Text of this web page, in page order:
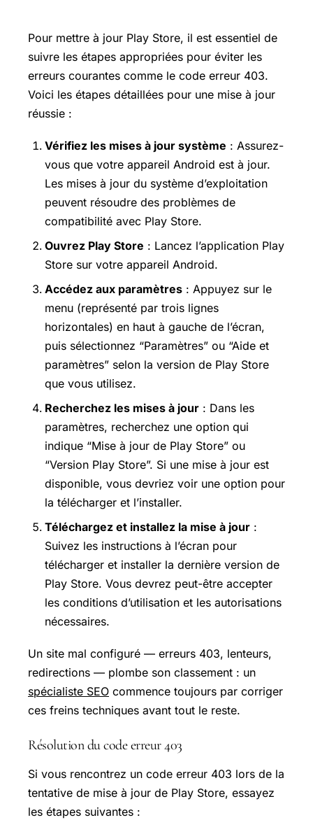
Pour mettre à jour Play Store, il est essentiel de
suivre les étapes appropriées pour éviter les
erreurs courantes comme le code erreur 403.
Voici les étapes détaillées pour une mise à jour
réussie :
Vérifiez les mises à jour système : Assurez-
vous que votre appareil Android est à jour.
Les mises à jour du système d’exploitation
peuvent résoudre des problèmes de
compatibilité avec Play Store.
Ouvrez Play Store : Lancez l’application Play
Store sur votre appareil Android.
Accédez aux paramètres : Appuyez sur le
menu (représenté par trois lignes
horizontales) en haut à gauche de l’écran,
puis sélectionnez “Paramètres” ou “Aide et
paramètres” selon la version de Play Store
que vous utilisez.
Recherchez les mises à jour : Dans les
paramètres, recherchez une option qui
indique “Mise à jour de Play Store” ou
“Version Play Store”. Si une mise à jour est
disponible, vous devriez voir une option pour
la télécharger et l’installer.
Téléchargez et installez la mise à jour :
Suivez les instructions à l’écran pour
télécharger et installer la dernière version de
Play Store. Vous devrez peut-être accepter
les conditions d’utilisation et les autorisations
nécessaires.
Un site mal configuré — erreurs 403, lenteurs,
redirections — plombe son classement : un
spécialiste SEO commence toujours par corriger
ces freins techniques avant tout le reste.
Résolution du code erreur 403
Si vous rencontrez un code erreur 403 lors de la
tentative de mise à jour de Play Store, essayez
les étapes suivantes :